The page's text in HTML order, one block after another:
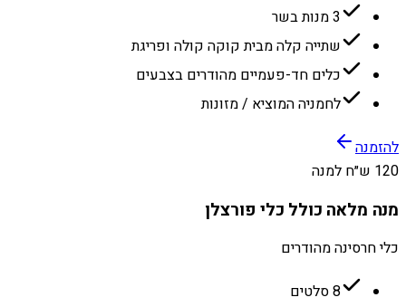
3 מנות בשר
שתייה קלה מבית קוקה קולה ופריגת
כלים חד-פעמיים מהודרים בצבעים
לחמניה המוציא / מזונות
להזמנה
120 ש״ח למנה
מנה מלאה כולל כלי פורצלן
כלי חרסינה מהודרים
8 סלטים